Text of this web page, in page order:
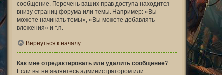
сообщение. Перечень ваших прав доступа находится
внизу страниц форума или темы. Например: «Вы
можете начинать темы», «Вы можете добавлять
вложения» и т.п.
Вернуться к началу
Как мне отредактировать или удалить сообщение?
Если вы не являетесь администратором или